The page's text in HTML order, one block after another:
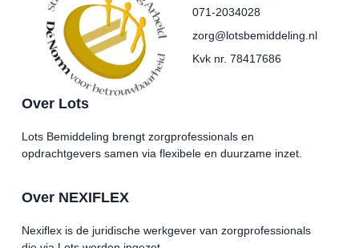
Over Lots
Lots Bemiddeling brengt zorgprofessionals en
opdrachtgevers samen via flexibele en duurzame inzet.
Over NEXIFLEX
Nexiflex is de juridische werkgever van zorgprofessionals
071-2034028
zorg@lotsbemiddeling.nl
Kvk nr. 78417686